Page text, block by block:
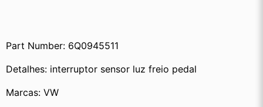
Part Number: 6Q0945511
Detalhes: interruptor sensor luz freio pedal
Marcas: VW